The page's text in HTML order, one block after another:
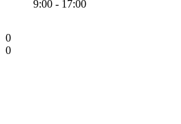
9:00 - 17:00
0
0